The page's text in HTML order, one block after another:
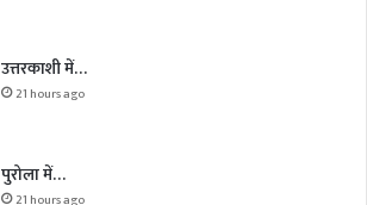
उत्तरकाशी में…
21 hours ago
पुरोला में…
21 hours ago